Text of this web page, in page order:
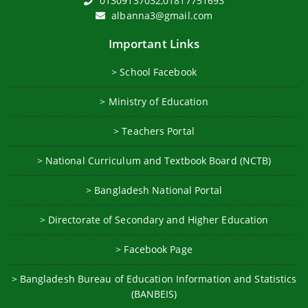
albanna3@gmail.com
Important Links
> School Facebook
> Ministry of Education
> Teachers Portal
> National Curriculum and Textbook Board (NCTB)
> Bangladesh National Portal
> Directorate of Secondary and Higher Education
> Facebook Page
> Bangladesh Bureau of Education Information and Statistics
(BANBEIS)